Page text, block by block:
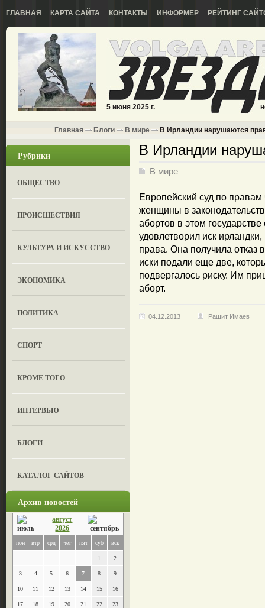
ГЛАВНАЯ КАРТА САЙТА КОНТАКТЫ ИНФОРМЕР РЕЙТИНГ
5 июня 2025 г.
Главная Блоги В мире В Ирландии нарушаются
Рубрики
ОБЩЕСТВО
ПРОИСШЕСТВИЯ
КУЛЬТУРА И ИСКУССТВО
ЭКОНОМИКА
ПОЛИТИКА
СПОРТ
КРОМЕ ТОГО
ИНТЕРВЬЮ
БЛОГИ
КАТАЛОГ САЙТОВ
Архив новостей
август
2026
пон втр срд чет пят суб вск
1 2
3 4 5 6 7 8 9
10 11 12 13 14 15 16
17 18 19 20 21 22 23
В Ирландии
В мире
Европейский суд по
женщины в
абортов в этом
удовлетворил иск
права. Она получила отказ
иски подали еще две,
подвергалось риску. Им
аборт.
04.12.2013 Рашит Имаев